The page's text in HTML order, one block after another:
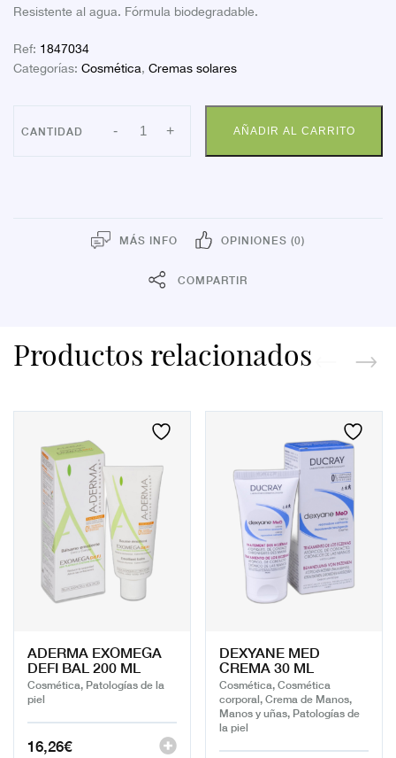
Resistente al agua. Fórmula biodegradable.
Ref: 1847034
Categorías: Cosmética, Cremas solares
- AVENE
SOLAR
+ AÑADIR AL CARRITO
MÁS INFO OPINIONES (0)
COMPARTIR
Productos relacionados
ADERMA EXOMEGA
DEFI BAL 200 ML
Cosmética, Patologías de la
piel
16,26€
DEXYANE MED
CREMA 30 ML
Cosmética, Cosmética
corporal, Crema de Manos,
Manos y uñas, Patologías de
la piel